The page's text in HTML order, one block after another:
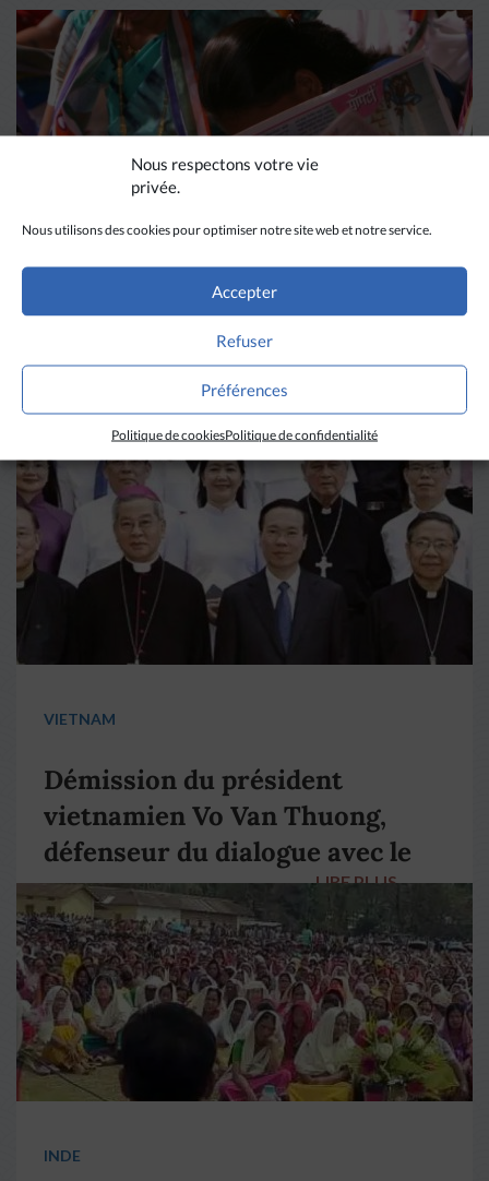
Nous respectons votre vie
privée.
Nous utilisons des cookies pour optimiser notre site web et notre service.
Accepter
Refuser
Préférences
Politique de cookiesPolitique de confidentialité
La revue de presse de la
semaine du 18 mars
LIRE PLUS
VIETNAM
Démission du président
vietnamien Vo Van Thuong,
défenseur du dialogue avec le
pape François
LIRE PLUS →
INDE